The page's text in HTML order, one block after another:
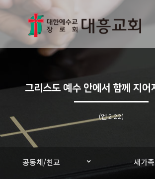
그리스도 예수 안에서 함께 지어
(엡 2:22)
공동체/친교 새가